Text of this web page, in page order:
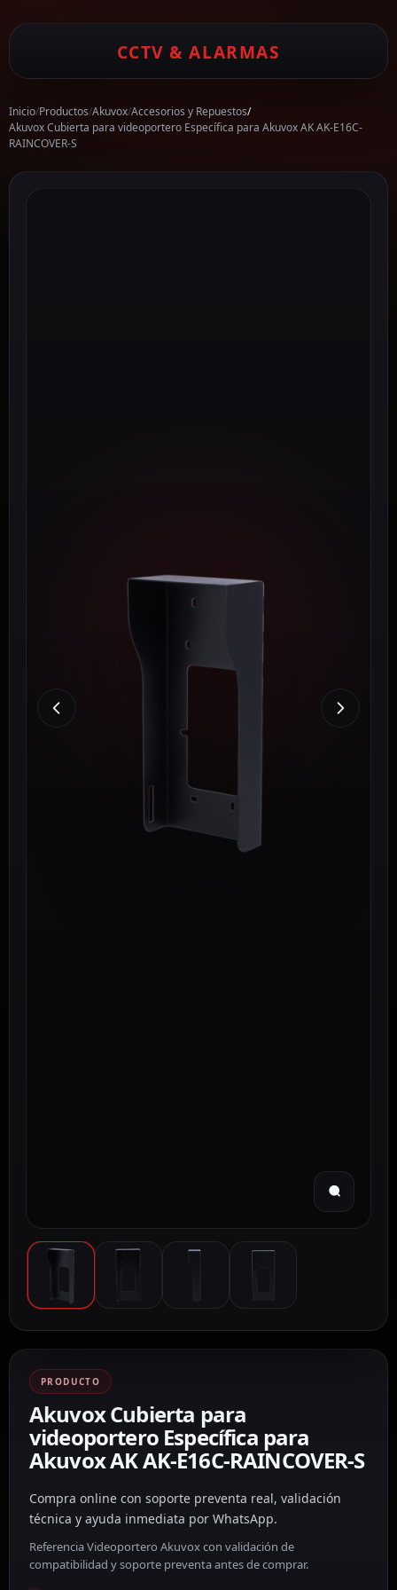
CCTV & ALARMAS
Inicio/Productos/Akuvox/Accesorios y Repuestos/
Akuvox Cubierta para videoportero Específica para Akuvox AK AK-E16C-
RAINCOVER-S
PRODUCTO
Akuvox Cubierta para
videoportero Específica para
Akuvox AK AK-E16C-RAINCOVER-S
Compra online con soporte preventa real, validación
técnica y ayuda inmediata por WhatsApp.
Referencia Videoportero Akuvox con validación de
compatibilidad y soporte preventa antes de comprar.